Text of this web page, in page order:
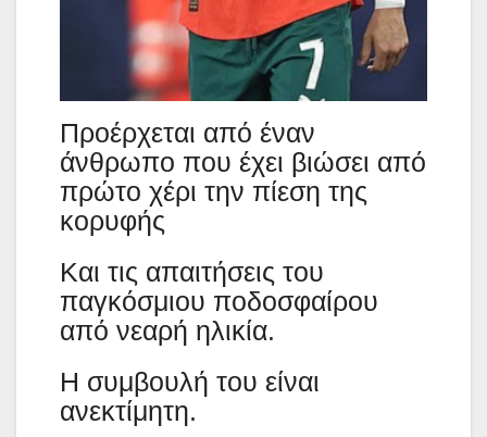
Προέρχεται από έναν
άνθρωπο που έχει βιώσει από
πρώτο χέρι την πίεση της
κορυφής
Και τις απαιτήσεις του
παγκόσμιου ποδοσφαίρου
από νεαρή ηλικία.
Η συμβουλή του είναι
ανεκτίμητη.